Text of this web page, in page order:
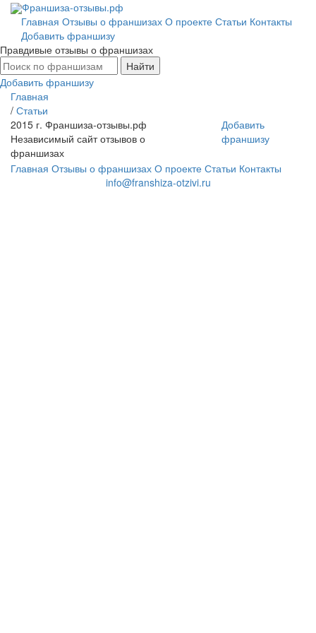
Франшиза-отзывы.рф
Главная Отзывы о франшизах О проекте Статьи Контакты
Добавить франшизу
Правдивые отзывы о франшизах
Найти
Добавить франшизу
Главная
/ Статьи
2015 г. Франшиза-отзывы.рф
Независимый сайт отзывов о
франшизах
Добавить
франшизу
Главная Отзывы о франшизах О проекте Статьи Контакты
info@franshiza-otzivi.ru